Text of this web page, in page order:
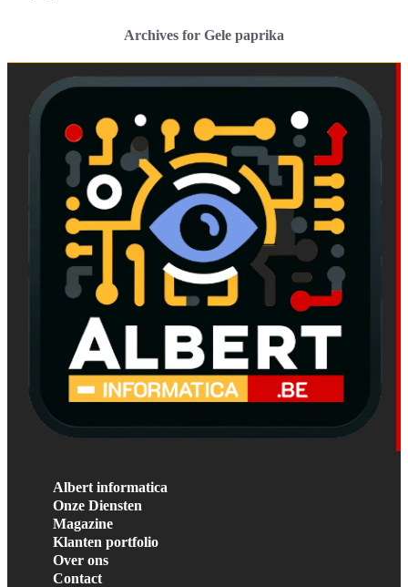
Archives for Gele paprika
Albert informatica
Onze Diensten
Magazine
Klanten portfolio
Over ons
Contact